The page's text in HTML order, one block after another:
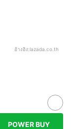
อ้างอิง:lazada.co.th
POWER BUY